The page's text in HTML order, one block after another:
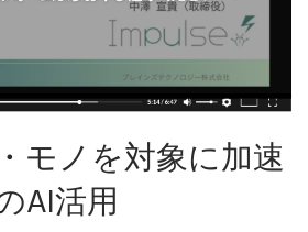
モノを対象に加速
AI活用